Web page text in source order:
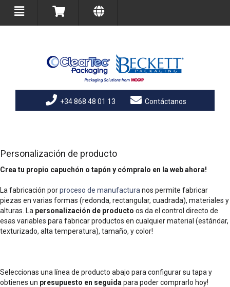
+34 868 48 01 13 Contáctanos
Personalización de producto
Crea tu propio capuchón o tapón y cómpralo en la web ahora!
La fabricación porproceso de manufactura nos permite fabricar
piezas en varias formas (redonda, rectangular, cuadrada), materiales y
alturas. La personalización de producto os da el control directo de
esas variables para fabricar productos en cualquier material (estándar,
texturizado, alta temperatura), tamaño, y color!
Seleccionas una línea de producto abajo para configurar su tapa y
obtienes un presupuesto en seguida para poder comprarlo hoy!